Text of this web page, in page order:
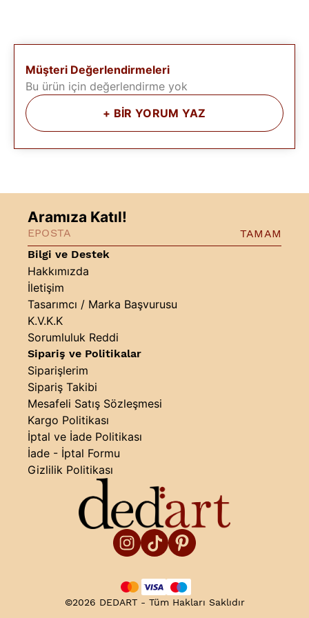
Müşteri Değerlendirmeleri
Bu ürün için değerlendirme yok
+ BİR YORUM YAZ
Bilgi ve Destek
Hakkımızda
İletişim
Tasarımcı / Marka Başvurusu
K.V.K.K
Sorumluluk Reddi
Sipariş ve Politikalar
Siparişlerim
Sipariş Takibi
Mesafeli Satış Sözleşmesi
Kargo Politikası
İptal ve İade Politikası
İade - İptal Formu
Gizlilik Politikası
Aramıza Katıl!
TAMAM
©2026 DEDART - Tüm Hakları Saklıdır